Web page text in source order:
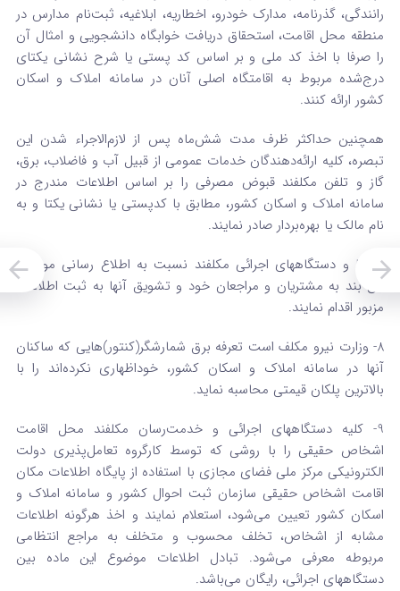
رانندگی، گذرنامه، مدارک خودرو، اخطاریه، ابلاغیه، ثبت‌نام مدارس در
منطقه محل اقامت، استحقاق دریافت خوابگاه دانشجویی و امثال آن
را صرفا با اخذ کد ملی و بر اساس کد پستی یا شرح نشانی یکتای
درج‌شده مربوط به اقامتگاه اصلی آنان در سامانه املاک و اسکان
کشور ارائه کنند.
همچنین حداکثر ظرف مدت شش‌ماه پس از لازم‌الاجراء شدن این
تبصره، کلیه ارائه‌دهندگان خدمات عمومی از قبیل آب و فاضلاب، برق،
گاز و تلفن مکلفند قبوض مصرفی را بر اساس اطلاعات مندرج در
سامانه املاک و اسکان کشور، مطابق با کدپستی یا نشانی یکتا و به
نام مالک یا بهره‌بردار صادر نمایند.
بانکها و دستگاههای اجرائی مکلفند نسبت به اطلاع رسانی موضوع
این بند به مشتریان و مراجعان خود و تشویق آنها به ثبت اطلاعات
مزبور اقدام نمایند.
8- وزارت نیرو مکلف است تعرفه برق شمارشگر(کنتور)هایی که ساکنان
آنها در سامانه املاک و اسکان کشور، خوداظهاری نکرده‌اند را با
بالاترین پلکان قیمتی محاسبه نماید.
9- کلیه دستگاههای اجرائی و خدمت‌رسان مکلفند محل اقامت
اشخاص حقیقی را با روشی که توسط کارگروه تعامل‌پذیری دولت
الکترونیکی مرکز ملی فضای مجازی با استفاده از پایگاه اطلاعات مکان
اقامت اشخاص حقیقی سازمان ثبت احوال کشور و سامانه املاک و
اسکان کشور تعیین می‌شود، استعلام نمایند و اخذ هرگونه اطلاعات
مشابه از اشخاص، تخلف محسوب و متخلف به مراجع انتظامی
مربوطه معرفی می‌شود. تبادل اطلاعات موضوع این ماده بین
دستگاههای اجرائی، رایگان می‌باشد.